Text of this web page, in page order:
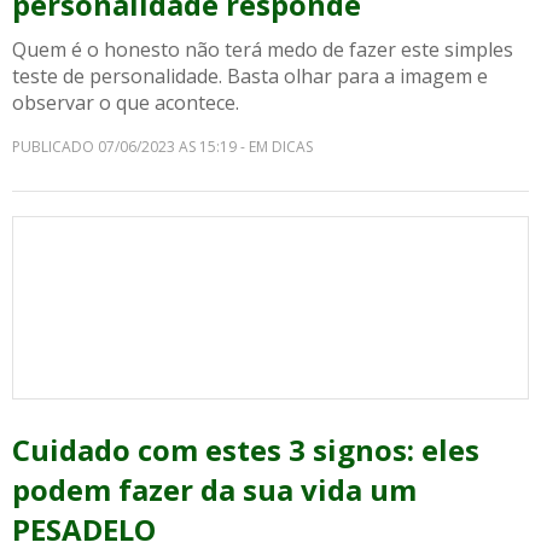
Quem é o honesto não terá medo de fazer este simples
teste de personalidade. Basta olhar para a imagem e
observar o que acontece.
PUBLICADO 07/06/2023 AS 15:19 - EM DICAS
Cuidado com estes 3 signos: eles
podem fazer da sua vida um
PESADELO